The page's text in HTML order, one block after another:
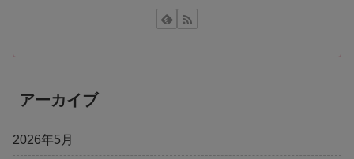
アーカイブ
2026年5月